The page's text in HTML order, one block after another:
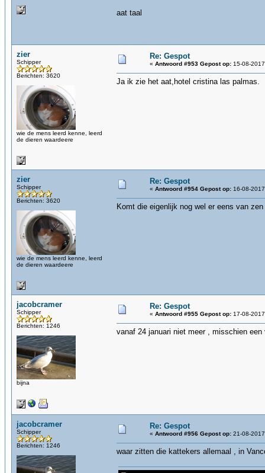
aat taal
zier
Schipper
Berichten: 3620
wie de mens leerd kenne, leerd
de dieren waardeere
Re: Gespot
« Antwoord #953 Gepost op: 15-08-
Ja ik zie het aat,hotel cristina las palmas.
zier
Schipper
Berichten: 3620
wie de mens leerd kenne, leerd
de dieren waardeere
Re: Gespot
« Antwoord #954 Gepost op: 16-08-
Komt die eigenlijk nog wel er eens van
jacobcramer
Schipper
Berichten: 1246
bijna
Re: Gespot
« Antwoord #955 Gepost op: 17-08-
vanaf 24 januari niet meer , misschien
jacobcramer
Schipper
Berichten: 1246
Re: Gespot
« Antwoord #956 Gepost op: 21-08-
waar zitten die kattekers allemaal , in